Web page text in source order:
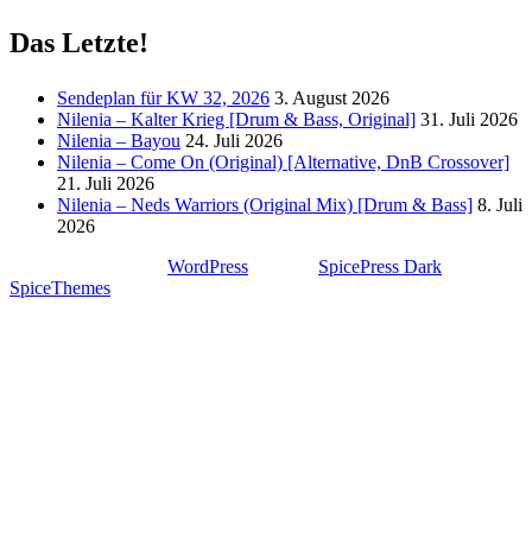
Das Letzte!
Sendeplan für KW 32, 2026 3. August 2026
Nilenia – Kalter Krieg [Drum & Bass, Original] 31. Juli 2026
Nilenia – Bayou 24. Juli 2026
Nilenia – Come On (Original) [Alternative, DnB Crossover]
21. Juli 2026
Nilenia – Neds Warriors (Original Mix) [Drum & Bass] 8. Juli
2026
WordPress SpicePress Dark
SpiceThemes